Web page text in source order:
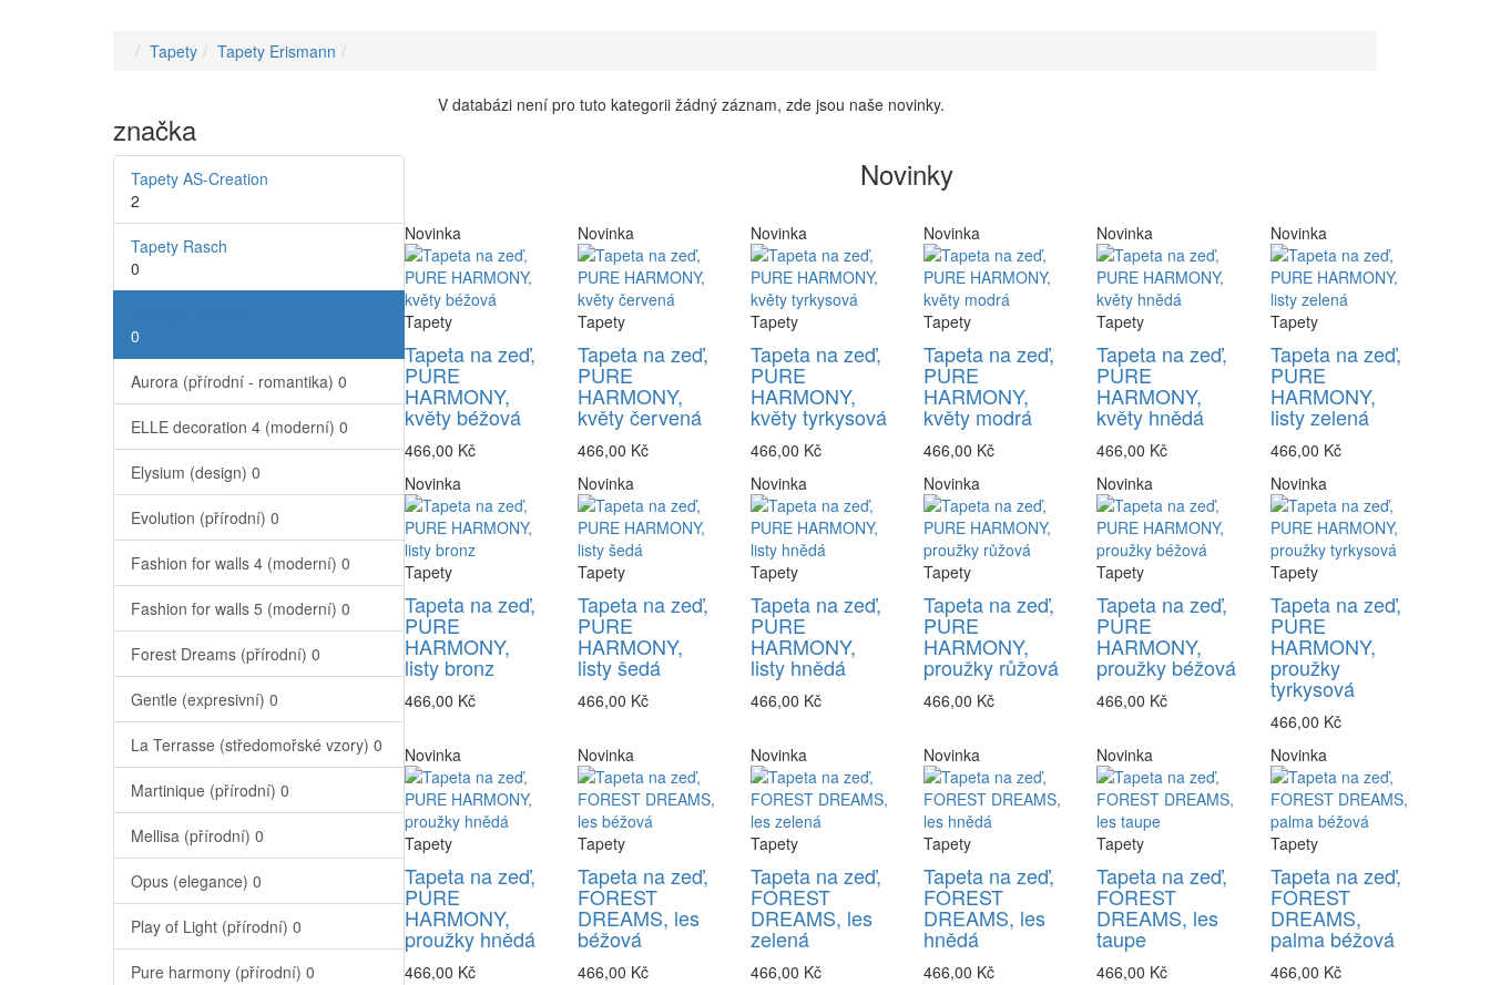
Tapety Tapety Erismann
značka
Tapety AS-Creation
2
Tapety Rasch
0
0
Aurora (přírodní - romantika) 0
ELLE decoration 4 (moderní) 0
Elysium (design) 0
Evolution (přírodní) 0
Fashion for walls 4 (moderní) 0
Fashion for walls 5 (moderní) 0
Forest Dreams (přírodní) 0
Gentle (expresivní) 0
La Terrasse (středomořské vzory) 0
Martinique (přírodní) 0
Mellisa (přírodní) 0
Opus (elegance) 0
Play of Light (přírodní) 0
Pure harmony (přírodní) 0
V databázi není pro tuto kategorii žádný záznam, zde jsou naše novinky.
Novinky
Novinka
Tapety
Tapeta na zeď,
PURE
HARMONY,
květy béžová
466,00 Kč
Novinka
Tapety
Tapeta na zeď,
PURE
HARMONY,
květy červená
466,00 Kč
Novinka
Tapety
Tapeta na zeď,
PURE
HARMONY,
květy tyrkysová
466,00 Kč
Novinka
Tapety
Tapeta na zeď,
PURE
HARMONY,
květy modrá
466,00 Kč
Novinka
Tapety
Tapeta na zeď,
PURE
HARMONY,
květy hnědá
466,00 Kč
Novinka
Tapety
Tapeta na zeď,
PURE
HARMONY,
listy zelená
466,00 Kč
Novinka
Tapety
Tapeta na zeď,
PURE
HARMONY,
listy bronz
466,00 Kč
Novinka
Tapety
Tapeta na zeď,
PURE
HARMONY,
listy šedá
466,00 Kč
Novinka
Tapety
Tapeta na zeď,
PURE
HARMONY,
listy hnědá
466,00 Kč
Novinka
Tapety
Tapeta na zeď,
PURE
HARMONY,
proužky růžová
466,00 Kč
Novinka
Tapety
Tapeta na zeď,
PURE
HARMONY,
proužky béžová
466,00 Kč
Novinka
Tapety
Tapeta na zeď,
PURE
HARMONY,
proužky
tyrkysová
466,00 Kč
Novinka
Tapety
Tapeta na zeď,
PURE
HARMONY,
proužky hnědá
466,00 Kč
Novinka
Tapety
Tapeta na zeď,
FOREST
DREAMS, les
béžová
466,00 Kč
Novinka
Tapety
Tapeta na zeď,
FOREST
DREAMS, les
zelená
466,00 Kč
Novinka
Tapety
Tapeta na zeď,
FOREST
DREAMS, les
hnědá
466,00 Kč
Novinka
Tapety
Tapeta na zeď,
FOREST
DREAMS, les
taupe
466,00 Kč
Novinka
Tapety
Tapeta na zeď,
FOREST
DREAMS,
palma béžová
466,00 Kč